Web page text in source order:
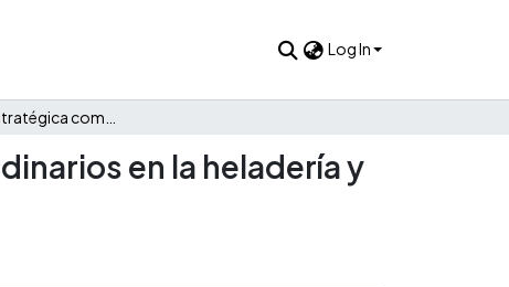
Log In
en la heladería y